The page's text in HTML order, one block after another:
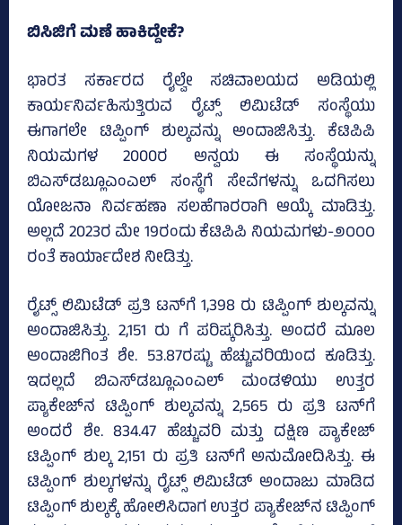
ಬಿಸಿಜಿಗೆ ಮಣೆ ಹಾಕಿದ್ದೇಕೆ?
ಭಾರತ ಸರ್ಕಾರದ ರೈಲ್ವೇ ಸಚಿವಾಲಯದ ಅಡಿಯಲ್ಲಿ
ಕಾರ್ಯನಿರ್ವಹಿಸುತ್ತಿರುವ ರೈಟ್ಸ್ ಲಿಮಿಟೆಡ್ ಸಂಸ್ಥೆಯು
ಈಗಾಗಲೇ ಟಿಪ್ಪಿಂಗ್ ಶುಲ್ಕವನ್ನು ಅಂದಾಜಿಸಿತ್ತು. ಕೆಟಿಪಿಪಿ
ನಿಯಮಗಳ 2000ರ ಅನ್ವಯ ಈ ಸಂಸ್ಥೆಯನ್ನು
ಬಿಎಸ್‌ಡಬ್ಲೂಎಂಎಲ್ ಸಂಸ್ಥೆಗೆ ಸೇವೆಗಳನ್ನು ಒದಗಿಸಲು
ಯೋಜನಾ ನಿರ್ವಹಣಾ ಸಲಹೆಗಾರರಾಗಿ ಆಯ್ಕೆ ಮಾಡಿತ್ತು.
ಅಲ್ಲದೆ 2023ರ ಮೇ 19ರಂದು ಕೆಟಿಪಿಪಿ ನಿಯಮಗಳು-೨೦೦೦
ರಂತೆ ಕಾರ್ಯಾದೇಶ ನೀಡಿತ್ತು.
ರೈಟ್ಸ್ ಲಿಮಿಟೆಡ್ ಪ್ರತಿ ಟನ್‌ಗೆ 1,398 ರು ಟಿಪ್ಪಿಂಗ್ ಶುಲ್ಕವನ್ನು
ಅಂದಾಜಿಸಿತ್ತು. 2,151 ರು ಗೆ ಪರಿಷ್ಕರಿಸಿತ್ತು. ಅಂದರೆ ಮೂಲ
ಅಂದಾಜಿಗಿಂತ ಶೇ. 53.87ರಷ್ಟು ಹೆಚ್ಚುವರಿಯಿಂದ ಕೂಡಿತ್ತು.
ಇದಲ್ಲದೆ ಬಿಎಸ್‌ಡಬ್ಲೂಎಂಎಲ್ ಮಂಡಳಿಯು ಉತ್ತರ
ಪ್ಯಾಕೇಜ್‌ನ ಟಿಪ್ಪಿಂಗ್ ಶುಲ್ಕವನ್ನು 2,565 ರು ಪ್ರತಿ ಟನ್‌ಗೆ
ಅಂದರೆ ಶೇ. 834.47 ಹೆಚ್ಚುವರಿ ಮತ್ತು ದಕ್ಷಿಣ ಪ್ಯಾಕೇಜ್
ಟಿಪ್ಪಿಂಗ್ ಶುಲ್ಕ 2,151 ರು ಪ್ರತಿ ಟನ್‌ಗೆ ಅನುಮೋದಿಸಿತ್ತು. ಈ
ಟಿಪ್ಪಿಂಗ್ ಶುಲ್ಕಗಳನ್ನು ರೈಟ್ಸ್ ಲಿಮಿಟೆಡ್ ಅಂದಾಜು ಮಾಡಿದ
ಟಿಪ್ಪಿಂಗ್ ಶುಲ್ಕಕ್ಕೆ ಹೋಲಿಸಿದಾಗ ಉತ್ತರ ಪ್ಯಾಕೇಜ್‌ನ ಟಿಪ್ಪಿಂಗ್